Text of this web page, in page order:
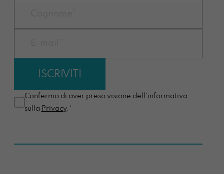
Confermo di aver preso visione dell'informativa
sulla Privacy.*